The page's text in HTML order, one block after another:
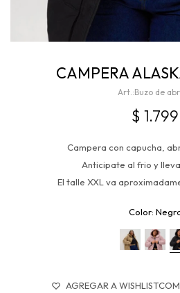
CAMPERA
Buzo de
$ 1.799
Campera con capucha,
Anticipate al frio y
El talle XXL va